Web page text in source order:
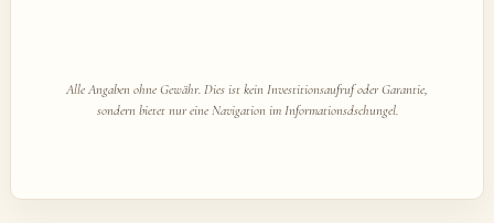
Alle Angaben ohne Gewähr. Dies ist kein Investitionsaufruf oder Garantie,
sondern bietet nur eine Navigation im Informationsdschungel.